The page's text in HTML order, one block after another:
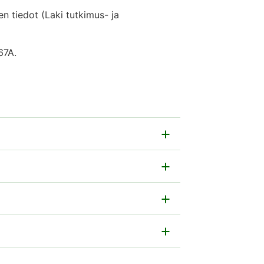
tiedot (Laki tutkimus- ja
ohjelmassa on tätä varten